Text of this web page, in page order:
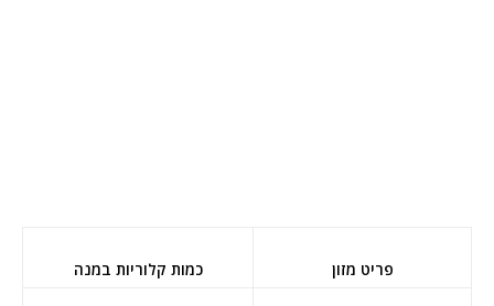
פריט מזון כמות קלוריות במנה